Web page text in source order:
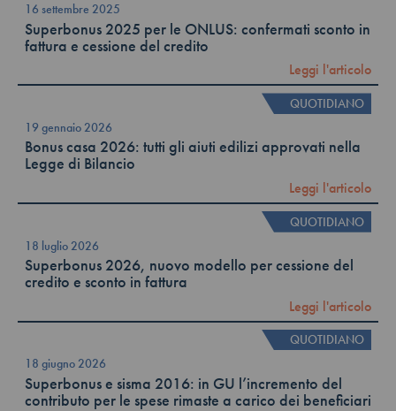
16 settembre 2025
Superbonus 2025 per le ONLUS: confermati sconto in
fattura e cessione del credito
Leggi l'articolo
QUOTIDIANO
19 gennaio 2026
Bonus casa 2026: tutti gli aiuti edilizi approvati nella
Legge di Bilancio
Leggi l'articolo
QUOTIDIANO
18 luglio 2026
Superbonus 2026, nuovo modello per cessione del
credito e sconto in fattura
Leggi l'articolo
QUOTIDIANO
18 giugno 2026
Superbonus e sisma 2016: in GU l’incremento del
contributo per le spese rimaste a carico dei beneficiari